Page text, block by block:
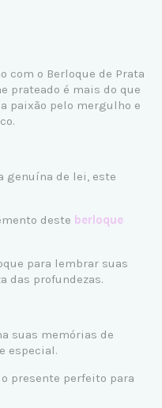
com o Berloque de Prata
prateado é mais do que
paixão pelo mergulho e
genuína de lei, este
deste berloque
para lembrar suas
das profundezas.
suas memórias de
especial.
o presente perfeito para